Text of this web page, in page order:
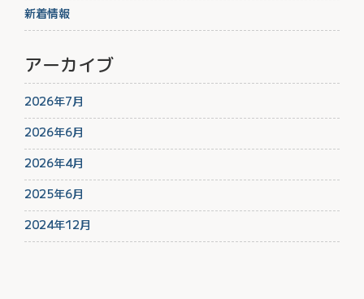
新着情報
アーカイブ
2026年7月
2026年6月
2026年4月
2025年6月
2024年12月